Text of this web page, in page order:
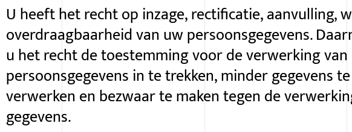
U heeft het recht op inzage, rectificatie, aanvulling,
overdraagbaarheid van uw persoonsgegevens.
u het recht de toestemming voor de verwerking
persoonsgegevens in te trekken, minder gegevens
verwerken en bezwaar te maken tegen de
gegevens.